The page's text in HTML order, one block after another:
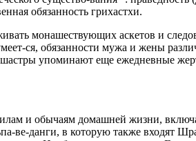
обязанность грихастхи.
монашествующих аскетов и
ся, обязанности мужа и жены
упоминают еще ежедневные
и обычаям домашней жизни,
ве-данги, в которую также входят